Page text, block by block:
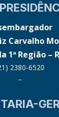
Carvalho
1ª Região –
2380-6520
–